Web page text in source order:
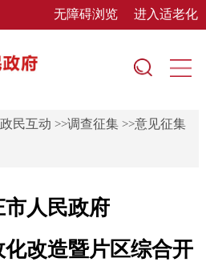
无障碍浏览 进入适老化
政民互动 >>调查征集>>意见征集
市人民政府
改造暨片区综合开